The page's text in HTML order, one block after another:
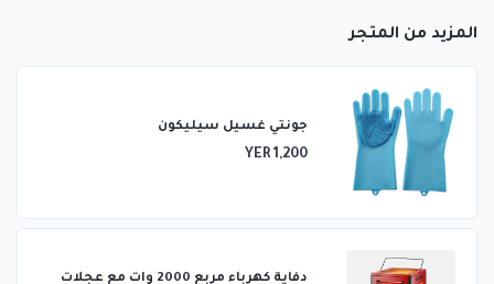
المزيد من المتجر
جونتي غسيل سيليكون
YER 1,200
دفاية كهرباء مربع 2000 وات مع عجلات